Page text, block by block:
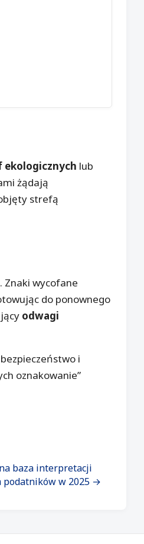
ekologicznych lub
żądają
strefą
Znaki wycofane
do ponownego
odwagi
i
oznakowanie”
baza interpretacji
podatników w 2025 →